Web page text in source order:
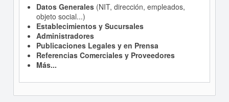
Datos Generales(NIT, dirección, empleados,
objeto social...)
Establecimientos y Sucursales
Administradores
Publicaciones Legales y en Prensa
Referencias Comerciales y Proveedores
Más...